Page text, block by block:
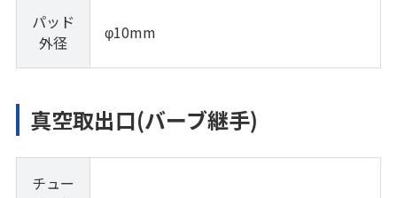
パッド
外径
φ10mm
真空取出口(バーブ継手)
チュー